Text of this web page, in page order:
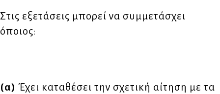
Στις εξετάσεις μπορεί να συμμετάσχει
όποιος:
(α) Έχει καταθέσει την σχετική αίτηση με τα